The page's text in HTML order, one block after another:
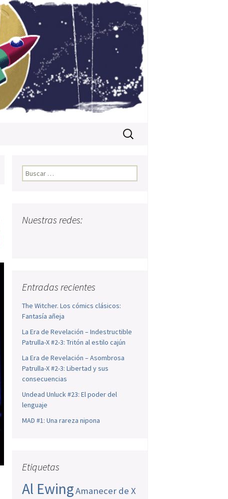
Buscar:
Buscar:
Nuestras redes:
Entradas recientes
The Witcher. Los cómics clásicos:
Fantasía añeja
La Era de Revelación – Indestructible
Patrulla-X #2-3: Tritón al estilo cajún
La Era de Revelación – Asombrosa
Patrulla-X #2-3: Libertad y sus
consecuencias
Undead Unluck #23: El poder del
lenguaje
MAD #1: Una rareza nipona
Etiquetas
Al EwingAmanecer de X